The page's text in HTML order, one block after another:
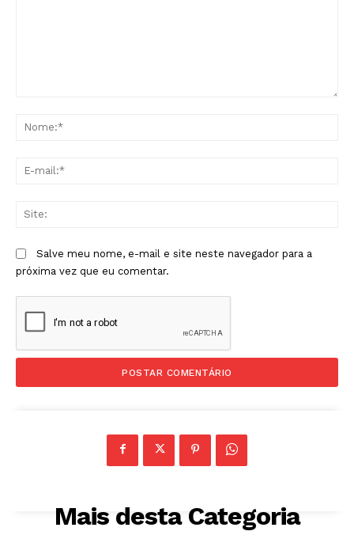
Salve meu nome, e-mail e site neste navegador para a
próxima vez que eu comentar.
Mais desta Categoria